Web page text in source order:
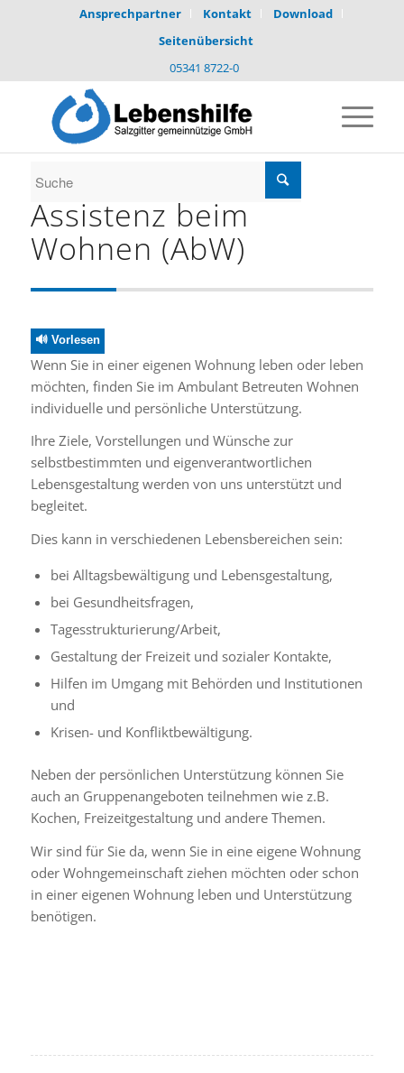
Ansprechpartner Kontakt
Download
Seitenübersicht
05341 8722-0
Assistenz beim
Wohnen (AbW)
🔊 Vorlesen
Wenn Sie in einer eigenen Wohnung leben oder leben
möchten, finden Sie im Ambulant Betreuten Wohnen
individuelle und persönliche Unterstützung.
Ihre Ziele, Vorstellungen und Wünsche zur
selbstbestimmten und eigenverantwortlichen
Lebensgestaltung werden von uns unterstützt und
begleitet.
Dies kann in verschiedenen Lebensbereichen sein:
bei Alltagsbewältigung und Lebensgestaltung,
bei Gesundheitsfragen,
Tagesstrukturierung/Arbeit,
Gestaltung der Freizeit und sozialer Kontakte,
Hilfen im Umgang mit Behörden und Institutionen
und
Krisen- und Konfliktbewältigung.
Neben der persönlichen Unterstützung können Sie
auch an Gruppenangeboten teilnehmen wie z.B.
Kochen, Freizeitgestaltung und andere Themen.
Wir sind für Sie da, wenn Sie in eine eigene Wohnung
oder Wohngemeinschaft ziehen möchten oder schon
in einer eigenen Wohnung leben und Unterstützung
benötigen.